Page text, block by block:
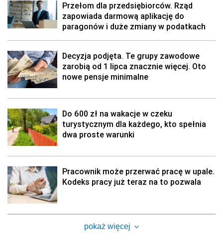
Przełom dla przedsiębiorców. Rząd
zapowiada darmową aplikację do
paragonów i duże zmiany w podatkach
Decyzja podjęta. Te grupy zawodowe
zarobią od 1 lipca znacznie więcej. Oto
nowe pensje minimalne
Do 600 zł na wakacje w czeku
turystycznym dla każdego, kto spełnia
dwa proste warunki
Pracownik może przerwać pracę w upale.
Kodeks pracy już teraz na to pozwala
pokaż więcej